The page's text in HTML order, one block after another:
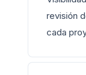
revisión
cada